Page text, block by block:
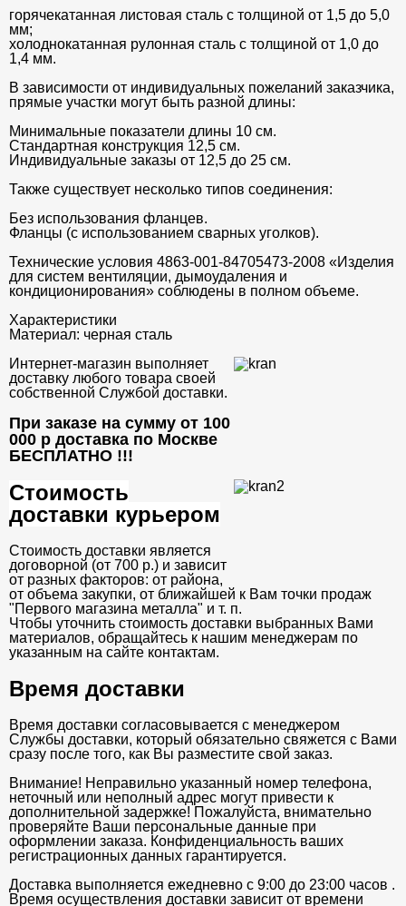
горячекатанная листовая сталь с толщиной от 1,5 до 5,0
мм;
холоднокатанная рулонная сталь с толщиной от 1,0 до
1,4 мм.
В зависимости от индивидуальных пожеланий заказчика,
прямые участки могут быть разной длины:
Минимальные показатели длины 10 см.
Стандартная конструкция 12,5 см.
Индивидуальные заказы от 12,5 до 25 см.
Также существует несколько типов соединения:
Без использования фланцев.
Фланцы (с использованием сварных уголков).
Технические условия 4863-001-84705473-2008 «Изделия
для систем вентиляции, дымоудаления и
кондиционирования» соблюдены в полном объеме.
Характеристики
Материал: черная сталь
Интернет-магазин выполняет
доставку любого товара своей
собственной Службой доставки.
При заказе на сумму от 100
000 р доставка по Москве
БЕСПЛАТНО !!!
Стоимость
доставки курьером
Стоимость доставки является
договорной (от 700 р.) и зависит
от разных факторов: от района,
от объема закупки, от ближайшей к Вам точки продаж
"Первого магазина металла" и т. п.
Чтобы уточнить стоимость доставки выбранных Вами
материалов, обращайтесь к нашим менеджерам по
указанным на сайте контактам.
Время доставки
Время доставки согласовывается с менеджером
Службы доставки, который обязательно свяжется с Вами
сразу после того, как Вы разместите свой заказ.
Внимание! Неправильно указанный номер телефона,
неточный или неполный адрес могут привести к
дополнительной задержке! Пожалуйста, внимательно
проверяйте Ваши персональные данные при
оформлении заказа. Конфиденциальность ваших
регистрационных данных гарантируется.
Доставка выполняется ежедневно с 9:00 до 23:00 часов .
Время осуществления доставки зависит от времени